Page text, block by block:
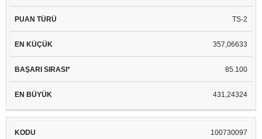
TS-2
357,06633
85.100
431,24324
100730097